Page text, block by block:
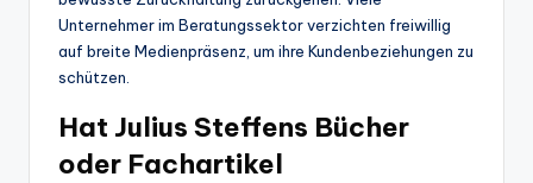
Unternehmer im Beratungssektor verzichten freiwillig
auf breite Medienpräsenz, um ihre Kundenbeziehungen zu
schützen.
Hat Julius Steffens Bücher
oder Fachartikel